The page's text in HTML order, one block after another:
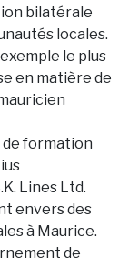
bilatérale
locales.
le plus
en matière de
de formation
Lines Ltd.
envers des
à Maurice.
de